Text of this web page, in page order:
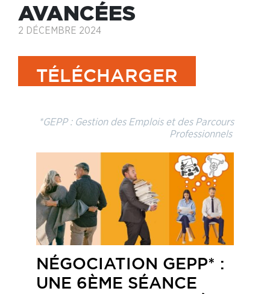
AVANCÉES
2 DÉCEMBRE 2024
TÉLÉCHARGER
*GEPP : Gestion des Emplois et des Parcours
Professionnels
NÉGOCIATION GEPP* :
UNE 6ÈME SÉANCE